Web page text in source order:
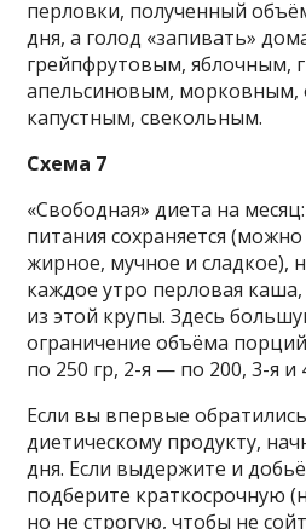
перловки, полученный
дня, а голод «запивать»
грейпфрутовым, яблочным,
апельсиновым, морковным,
капустным, свекольным.
Схема 7
«Свободная» диета на
питания сохраняется
жирное, мучное и сладкое),
каждое утро перловая
из этой крупы. Здесь
ограничение объёма
по 250 гр, 2-я — по 200, 3-я и
Если вы впервые
диетическому продукту,
дня. Если выдержите и
подберите краткосрочную
но не строгую, чтобы не